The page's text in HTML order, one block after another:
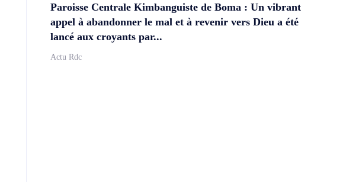
Paroisse Centrale Kimbanguiste de Boma : Un vibrant
appel à abandonner le mal et à revenir vers Dieu a été
lancé aux croyants par...
Actu Rdc